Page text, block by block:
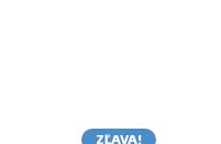
ZĽAVA!